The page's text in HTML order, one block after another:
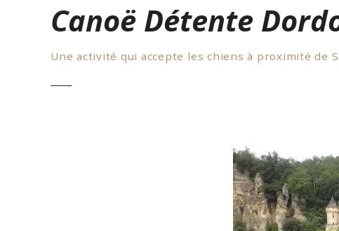
Canoë Détente
Une activité qui accepte les chiens à proximité de